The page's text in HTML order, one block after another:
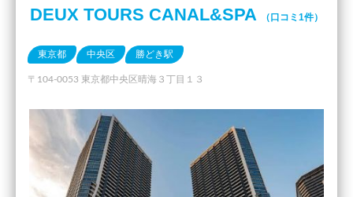
DEUX TOURS CANAL&SPA （口コミ1件）
東京都 中央区 勝どき駅
〒104-0053 東京都中央区晴海３丁目１３